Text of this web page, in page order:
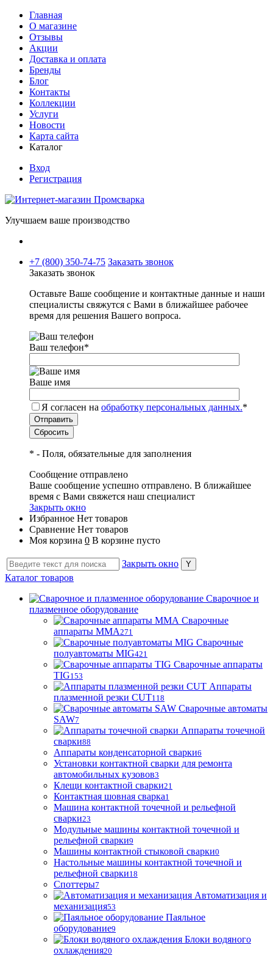
Главная
О магазине
Отзывы
Акции
Доставка и оплата
Бренды
Блог
Контакты
Коллекции
Услуги
Новости
Карта сайта
Каталог
Вход
Регистрация
Улучшаем ваше производство
+7 (800) 350-74-75 Заказать звонок
Заказать звонок
Оставьте Ваше сообщение и контактные данные и наши
специалисты свяжутся с Вами в ближайшее рабочее
время для решения Вашего вопроса.
Ваш телефон*
Ваше имя
Я согласен на обработку персональных данных.*
* - Поля, обязательные для заполнения
Сообщение отправлено
Ваше сообщение успешно отправлено. В ближайшее
время с Вами свяжется наш специалист
Закрыть окно
Избранное Нет товаров
Сравнение Нет товаров
Моя корзина 0 В корзине пусто
Закрыть окно
Каталог товаров
Сварочное и
плазменное оборудование
Сварочные
аппараты MMA271
Сварочные
полуавтоматы MIG421
Сварочные аппараты
TIG153
Аппараты
плазменной резки CUT118
Сварочные автоматы
SAW7
Аппараты точечной
сварки88
Аппараты конденсаторной сварки6
Установки контактной сварки для ремонта
автомобильных кузовов3
Клещи контактной сварки21
Контактная шовная сварка1
Машина контактной точечной и рельефной
сварки23
Модульные машины контактной точечной и
рельефной сварки9
Машины контактной стыковой сварки0
Настольные машины контактной точечной и
рельефной сварки18
Споттеры7
Автоматизация и
механизация53
Паяльное
оборудование9
Блоки водяного
охлаждения20